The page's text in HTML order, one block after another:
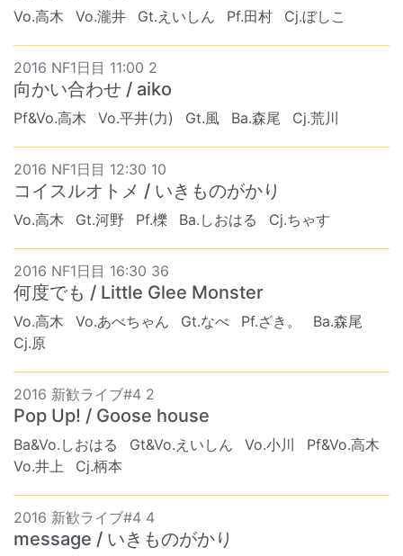
Vo.高木 Vo.瀧井 Gt.えいしん Pf.田村 Cj.ぼしこ
2016 NF1日目 11:00 2
向かい合わせ / aiko
Pf&Vo.高木 Vo.平井(力) Gt.風 Ba.森尾 Cj.荒川
2016 NF1日目 12:30 10
コイスルオトメ / いきものがかり
Vo.高木 Gt.河野 Pf.櫟 Ba.しおはる Cj.ちゃす
2016 NF1日目 16:30 36
何度でも / Little Glee Monster
Vo.高木 Vo.あべちゃん Gt.なべ Pf.ざき。
Ba.森尾
Cj.原
2016 新歓ライブ#4 2
Pop Up! / Goose house
Ba&Vo.しおはる Gt&Vo.えいしん Vo.小川
Pf&Vo.高木
Vo.井上
Cj.柄本
2016 新歓ライブ#4 4
message / いきものがかり